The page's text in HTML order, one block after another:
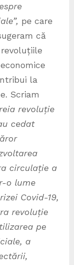
pe care
că
la
Scriam
revoluție
cedat
circulație a
o lume
Covid-19,
revoluție
pe
a